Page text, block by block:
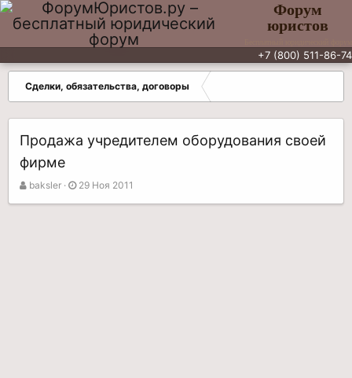
Форум
юристов
+7 (800) 511-86-74
Сделки, обязательства, договоры
Продажа учредителем оборудования своей
фирме
А
baksler
Д
29 Ноя 2011